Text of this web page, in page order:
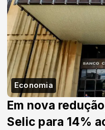
Economia
Em nova
Selic para 14%